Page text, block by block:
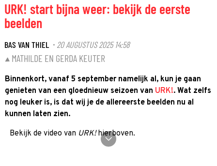
URK! start bijna weer: bekijk de eerste
beelden
BAS VAN THIEL· 20 AUGUSTUS 2025 14:58
MATHILDE EN GERDA KEUTER
Binnenkort, vanaf 5 september namelijk al, kun je gaan
genieten van een gloednieuw seizoen van URK!. Wat zelfs
nog leuker is, is dat wij je de allereerste beelden nu al
kunnen laten zien.
Bekijk de video van URK!hierboven.